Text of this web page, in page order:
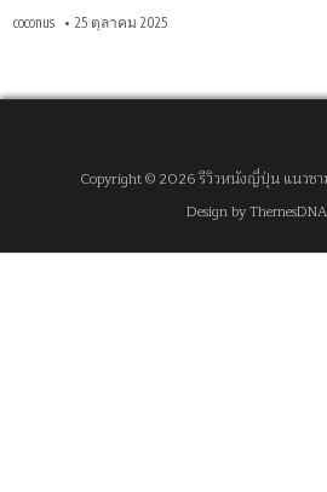
coconus 25 ตุลาคม 2025
Copyright © 2026 รีวิวหนังญี่ปุ่น แนวซ
Design by